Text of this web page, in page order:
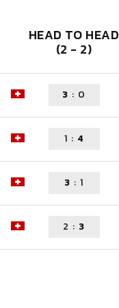
HEAD TO HEAD
(2 - 2)
3 : 0
1 : 4
3 :1
2 : 3